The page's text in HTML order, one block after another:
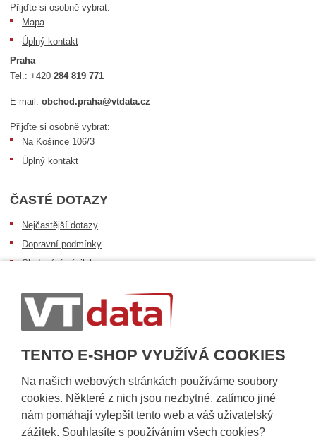
TENTO E-SHOP VYUŽÍVÁ COOKIES
Na našich webových stránkách používáme soubory
cookies. Některé z nich jsou nezbytné, zatímco jiné
nám pomáhají vylepšit tento web a váš uživatelský
zážitek. Souhlasíte s používáním všech cookies?
Přijďte si osobně vybrat:
Mapa
Úplný kontakt
Praha
Tel.:+420284 819 771
E-mail:obchod.praha@vtdata.cz
Přijďte si osobně vybrat:
Na Košince 106/3
Úplný kontakt
ČASTÉ DOTAZY
Nejčastější dotazy
Dopravní podmínky
Sledování zásilek
Informace k dostupnosti zboží
Obecné informace